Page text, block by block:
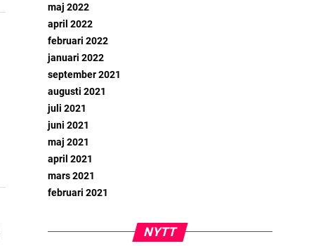
maj 2022
april 2022
februari 2022
januari 2022
september 2021
augusti 2021
juli 2021
juni 2021
maj 2021
april 2021
mars 2021
februari 2021
NYTT